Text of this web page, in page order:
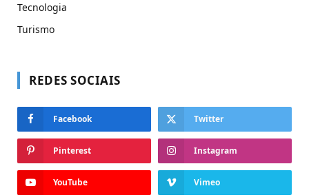
Tecnologia
Turismo
REDES SOCIAIS
Facebook Twitter
Pinterest Instagram
YouTube Vimeo